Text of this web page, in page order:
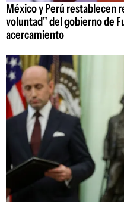
México y Perú restablecen
voluntad" del gobierno de
acercamiento